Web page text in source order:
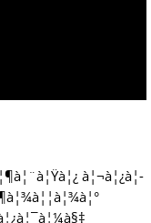
à¦¬à¦¿à¦­